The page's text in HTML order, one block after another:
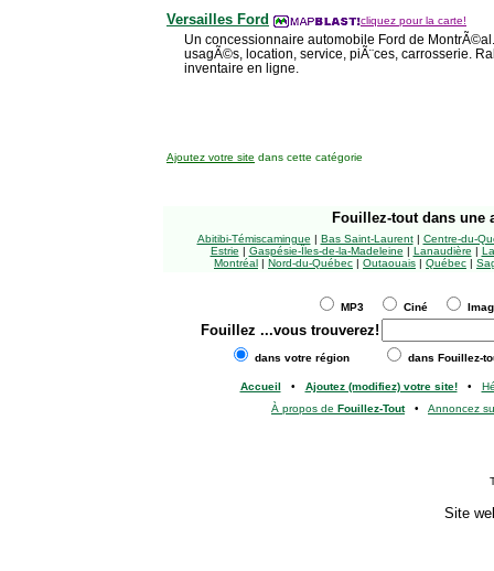
Versailles Ford cliquez pour la carte!
Un concessionnaire automobile Ford de
usagÃ©s, location, service, piÃ¨ces, carrosserie.
inventaire en ligne.
Ajoutez votre site dans cette catégorie
Fouillez-tout dans une
Abitibi-Témiscamingue | Bas Saint-Laurent| Centre-du-
Estrie | Gaspésie-Îles-de-la-Madeleine | Lanaudière |
Montréal | Nord-du-Québec | Outaouais | Québec |
MP3 Ciné
Fouillez ...vous trouverez!
dans votre région dans Fouillez-
Accueil • Ajoutez (modifiez) votre site!•
À propos de Fouillez-Tout• Annoncez
Site